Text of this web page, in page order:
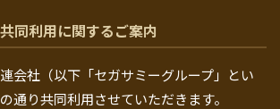
同利用に関するご案内
会社（以下「セガサミーグループ」とい
通り共同利用させていただきます。